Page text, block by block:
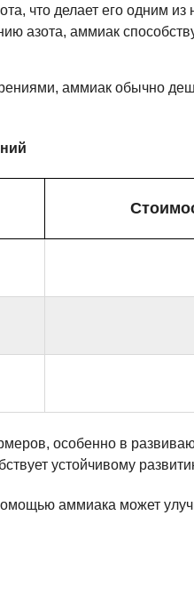
что делает его одним
азота, аммиак
аммиак обычно
особенно в
устойчивому
аммиака может